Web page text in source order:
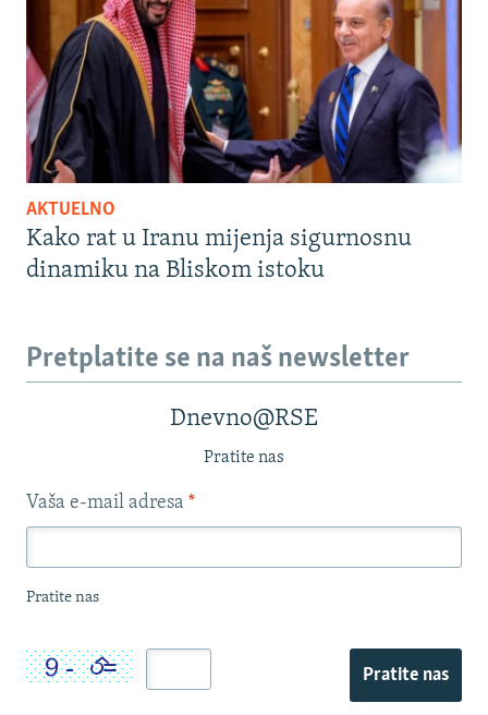
AKTUELNO
Kako rat u Iranu mijenja sigurnosnu
dinamiku na Bliskom istoku
Pretplatite se na naš newsletter
Dnevno@RSE
Pratite nas
Vaša e-mail adresa *
Pratite nas
Pratite nas